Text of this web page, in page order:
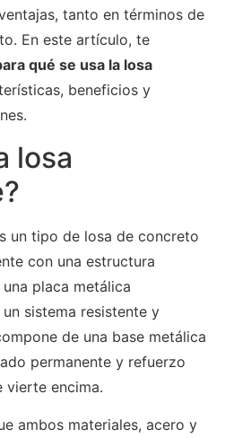
tanto en términos de
En este artículo, te
qué se usa la losa
beneficios y
losa
un tipo de losa de concreto
con una estructura
placa metálica
sistema resistente y
de una base metálica
permanente y refuerzo
vierte encima.
ambos materiales, acero y